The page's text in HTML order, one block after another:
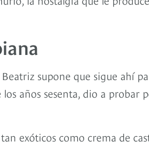
supone que sigue ahí
los años sesenta, dio a probar
exóticos como crema de